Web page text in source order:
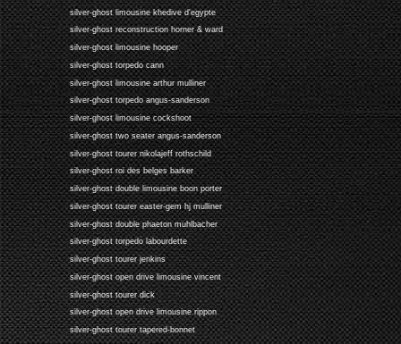
silver-ghost limousine khedive d'egypte
silver-ghost reconstruction horner & ward
silver-ghost limousine hooper
silver-ghost torpedo cann
silver-ghost limousine arthur mulliner
silver-ghost torpedo angus-sanderson
silver-ghost limousine cockshoot
silver-ghost two seater angus-sanderson
silver-ghost tourer nikolajeff rothschild
silver-ghost roi des belges barker
silver-ghost double limousine boon porter
silver-ghost tourer easter-gem hj mulliner
silver-ghost double phaeton muhlbacher
silver-ghost torpedo labourdette
silver-ghost tourer jenkins
silver-ghost open drive limousine vincent
silver-ghost tourer dick
silver-ghost open drive limousine rippon
silver-ghost tourer tapered-bonnet